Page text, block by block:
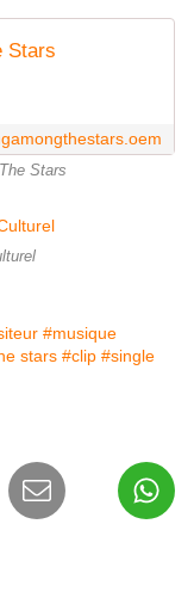
Stars
Stars
#musique
stars #clip #single